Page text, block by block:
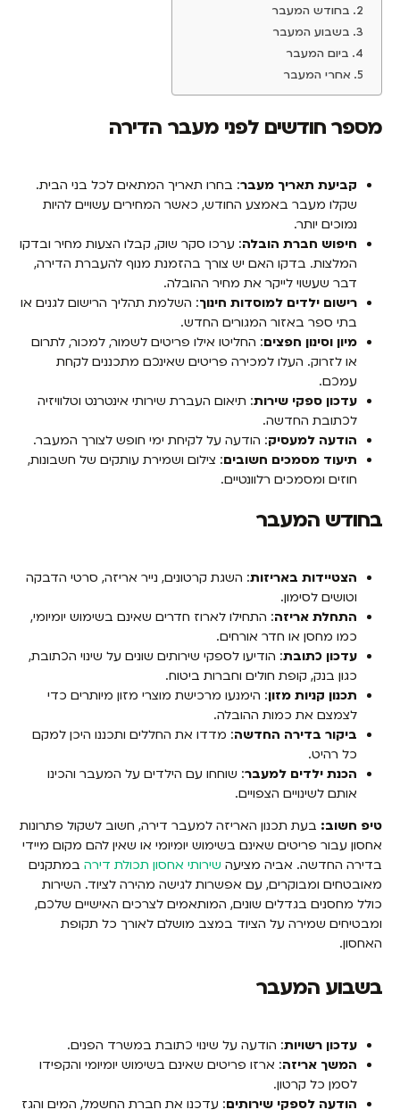
בחודש המעבר
בשבוע המעבר
ביום המעבר
אחרי המעבר
מספר חודשים לפני מעבר הדירה
קביעת תאריך מעבר: בחרו תאריך המתאים לכל בני הבית.
שקלו מעבר באמצע החודש, כאשר המחירים עשויים להיות
נמוכים יותר.
חיפוש חברת הובלה: ערכו סקר שוק, קבלו הצעות מחיר ובדקו
המלצות. בדקו האם יש צורך בהזמנת מנוף להעברת הדירה,
דבר שעשוי לייקר את מחיר ההובלה.
רישום ילדים למוסדות חינוך: השלמת תהליך הרישום לגנים או
בתי ספר באזור המגורים החדש.
מיון וסינון חפצים: החליטו אילו פריטים לשמור, למכור, לתרום
או לזרוק. העלו למכירה פריטים שאינכם מתכננים לקחת
עמכם.
עדכון ספקי שירות: תיאום העברת שירותי אינטרנט וטלוויזיה
לכתובת החדשה.
הודעה למעסיק: הודעה על לקיחת ימי חופש לצורך המעבר.
תיעוד מסמכים חשובים: צילום ושמירת עותקים של חשבונות,
חוזים ומסמכים רלוונטיים.
בחודש המעבר
הצטיידות באריזות: השגת קרטונים, נייר אריזה, סרטי הדבקה
וטושים לסימון.
התחלת אריזה: התחילו לארוז חדרים שאינם בשימוש יומיומי,
כמו מחסן או חדר אורחים.
עדכון כתובת: הודיעו לספקי שירותים שונים על שינוי הכתובת,
כגון בנק, קופת חולים וחברות ביטוח.
תכנון קניות מזון: הימנעו מרכישת מוצרי מזון מיותרים כדי
לצמצם את כמות ההובלה.
ביקור בדירה החדשה: מדדו את החללים ותכננו היכן למקם
כל רהיט.
הכנת ילדים למעבר: שוחחו עם הילדים על המעבר והכינו
אותם לשינויים הצפויים.
טיפ חשוב: בעת תכנון האריזה למעבר דירה, חשוב לשקול פתרונות
אחסון עבור פריטים שאינם בשימוש יומיומי או שאין להם מקום מיידי
בדירה החדשה. אביה מציעה שירותי אחסון תכולת דירה במתקנים
מאובטחים ומבוקרים, עם אפשרות לגישה מהירה לציוד. השירות
כולל מחסנים בגדלים שונים, המותאמים לצרכים האישיים שלכם,
ומבטיחים שמירה על הציוד במצב מושלם לאורך כל תקופת
האחסון.
בשבוע המעבר
עדכון רשויות: הודעה על שינוי כתובת במשרד הפנים.
המשך אריזה: ארזו פריטים שאינם בשימוש יומיומי והקפידו
לסמן כל קרטון.
הודעה לספקי שירותים: עדכנו את חברת החשמל, המים והגז